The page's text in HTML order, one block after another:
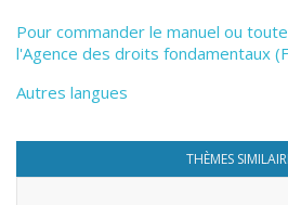
Pour commander le manuel ou
l'Agence des droits fondamentaux
Autres langues
THÈMES